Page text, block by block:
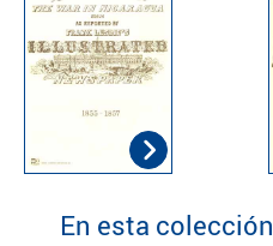
En esta colección